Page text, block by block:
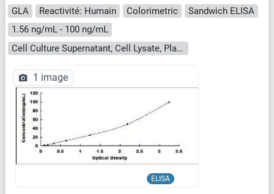
GLA Reactivité: Humain Colorimetric
Sandwich ELISA
1.56 ng/mL - 100 ng/mL
Cell Culture Supernatant, Cell Lysate, Plasma, Serum, Tissue Homogenate
ELISA
1 image